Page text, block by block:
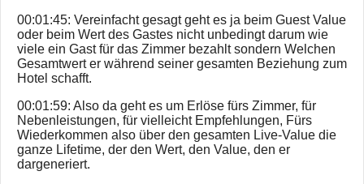
00:01:45: Vereinfacht gesagt geht es ja beim Guest Value
oder beim Wert des Gastes nicht unbedingt darum wie
viele ein Gast für das Zimmer bezahlt sondern Welchen
Gesamtwert er während seiner gesamten Beziehung zum
Hotel schafft.
00:01:59: Also da geht es um Erlöse fürs Zimmer, für
Nebenleistungen, für vielleicht Empfehlungen, Fürs
Wiederkommen also über den gesamten Live-Value die
ganze Lifetime, der den Wert, den Value, den er
dargeneriert.